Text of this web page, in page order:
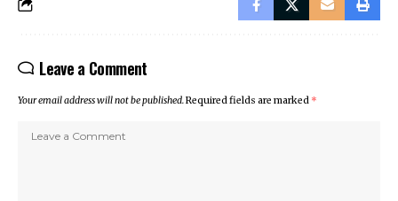
Leave a Comment
Your email address will not be published.Required fields are marked *